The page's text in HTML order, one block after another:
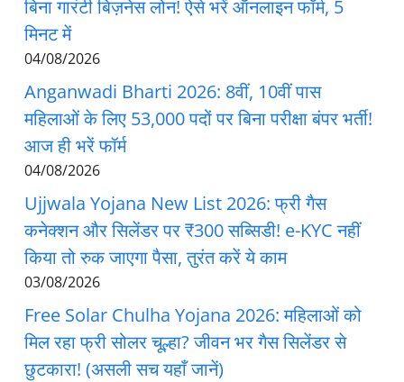
बिना गारंटी बिज़नेस लोन! ऐसे भरें ऑनलाइन फॉर्म, 5
मिनट में
04/08/2026
Anganwadi Bharti 2026: 8वीं, 10वीं पास
महिलाओं के लिए 53,000 पदों पर बिना परीक्षा बंपर भर्ती!
आज ही भरें फॉर्म
04/08/2026
Ujjwala Yojana New List 2026: फ्री गैस
कनेक्शन और सिलेंडर पर ₹300 सब्सिडी! e-KYC नहीं
किया तो रुक जाएगा पैसा, तुरंत करें ये काम
03/08/2026
Free Solar Chulha Yojana 2026: महिलाओं को
मिल रहा फ्री सोलर चूल्हा? जीवन भर गैस सिलेंडर से
छुटकारा! (असली सच यहाँ जानें)